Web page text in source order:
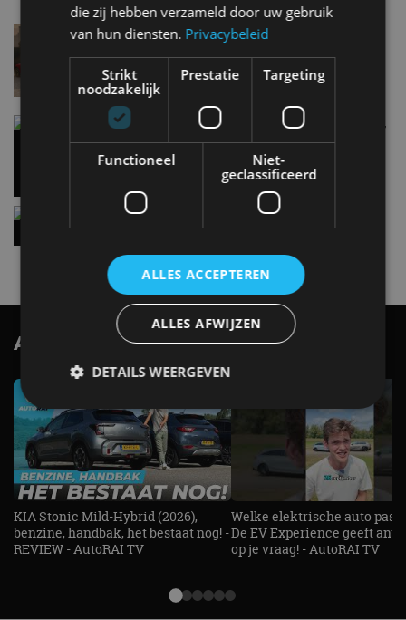
Lamborghini Revuelto eert 60 jaar Miura met
Carbon fibre op je laadkabel: nergens voor nodig,
5 aug
Hennessey Blackbird krijgt atmosferische V8 en
handbak: soms is eenvoud leuker
AutoRAI.nl TV SUBSCRIBE
KIA Stonic Mild-Hybrid (2026),
benzine, handbak, het bestaat nog! -
REVIEW - AutoRAI TV
Welke elektrische auto past
De EV Experience geeft
op je vraag! - AutoRAI TV
die zij hebben verzameld door uw gebruik
van hun diensten. Privacybeleid
Strikt
noodzakelijk
Prestatie Targeting
Functioneel
Niet-
geclassificeerd
ALLES ACCEPTEREN
ALLES AFWIJZEN
DETAILS WEERGEVEN
Strikt noodzakelijk Prestatie
Targeting
Functioneel
Niet-geclassificeerd
Strikt noodzakelijke cookies maken de
kernfunctionaliteiten van de website mogelijk, zoals
gebruikersaanmelding en accountbeheer. De
website kan niet goed worden gebruikt zonder de
Aanbieder
Domein